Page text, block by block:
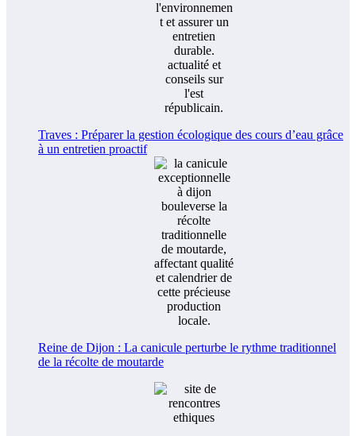
Traves : Préparer la gestion écologique des cours d’eau grâce
à un entretien proactif
Reine de Dijon : La canicule perturbe le rythme traditionnel
de la récolte de moutarde